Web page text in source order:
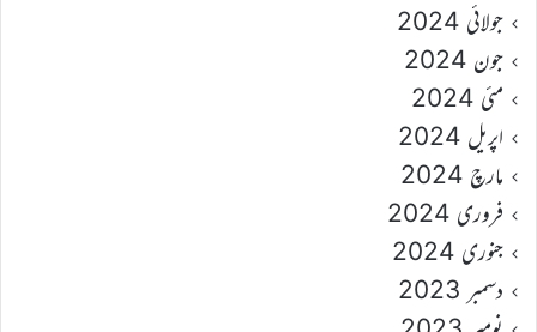
جولائی 2024
جون 2024
مئی 2024
اپریل 2024
مارچ 2024
فروری 2024
جنوری 2024
دسمبر 2023